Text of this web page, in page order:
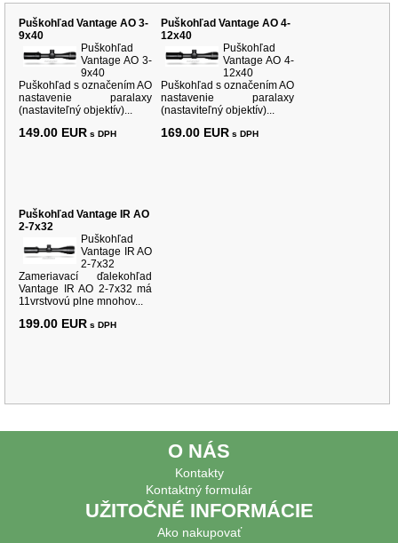
Puškohľad Vantage AO 3-
9x40
Puškohľad
Vantage AO 3-
9x40
Puškohľad s označením AO
nastavenie paralaxy
(nastaviteľný objektív)...
149.00 EUR s DPH
Puškohľad Vantage AO 4-
12x40
Puškohľad
Vantage AO 4-
12x40
Puškohľad s označením AO
nastavenie paralaxy
(nastaviteľný objektív)...
169.00 EUR s DPH
Puškohľad Vantage IR AO
2-7x32
Puškohľad
Vantage IR AO
2-7x32
Zameriavací ďalekohľad
Vantage IR AO 2-7x32 má
11vrstvovú plne mnohov...
199.00 EUR s DPH
O NÁS
Kontakty
Kontaktný formulár
UŽITOČNÉ INFORMÁCIE
Ako nakupovať